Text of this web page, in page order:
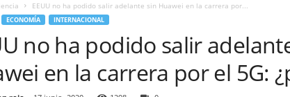
EEUU no ha podido salir adelante sin Huawei en la carrera por...
ECONOMÍA INTERNACIONAL
no ha podido salir
en la carrera por el 5G: